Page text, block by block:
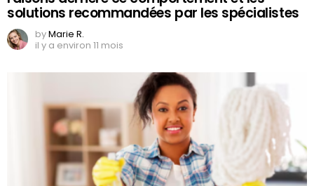
solutions recommandées par les spécialistes
byMarie R.
il y a environ 11 mois